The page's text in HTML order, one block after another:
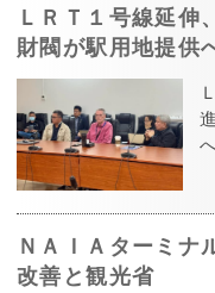
ＬＲＴ１号線延
財閥が駅用地提供
ＮＡＩＡターミ
改善と観光省